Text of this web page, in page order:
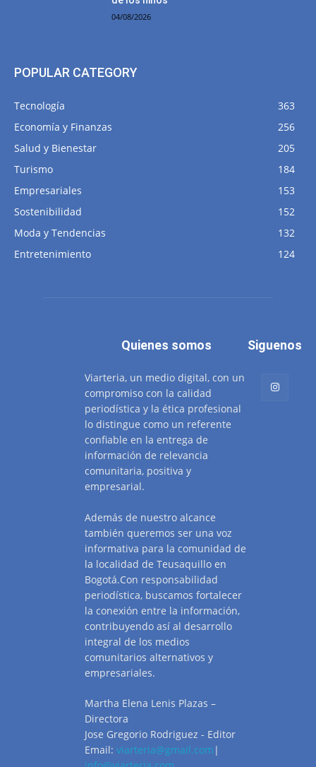
04/08/2026
POPULAR CATEGORY
Tecnología
363
Economía y Finanzas
256
Salud y Bienestar
205
Turismo
184
Empresariales
153
Sostenibilidad
152
Moda y Tendencias
132
Entretenimiento
124
Quienes somos
Viarteria, un medio digital, con un
compromiso con la calidad
periodística y la ética profesional
lo distingue como un referente
confiable en la entrega de
información de relevancia
comunitaria, positiva y
empresarial.
Además de nuestro alcance
también queremos ser una voz
informativa para la comunidad de
la localidad de Teusaquillo en
Bogotá.Con responsabilidad
periodística, buscamos fortalecer
la conexión entre la información,
contribuyendo así al desarrollo
integral de los medios
comunitarios alternativos y
empresariales.
Martha Elena Lenis Plazas –
Directora
Jose Gregorio Rodriguez - Editor
Email: viarteria@gmail.com |
Siguenos